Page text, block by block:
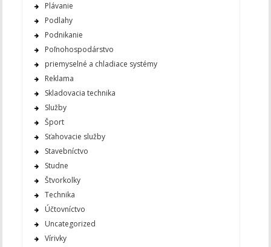
Plávanie
Podlahy
Podnikanie
Poľnohospodárstvo
priemyselné a chladiace systémy
Reklama
Skladovacia technika
Služby
Šport
Sťahovacie služby
Stavebníctvo
Studne
Štvorkolky
Technika
Účtovníctvo
Uncategorized
Vírivky